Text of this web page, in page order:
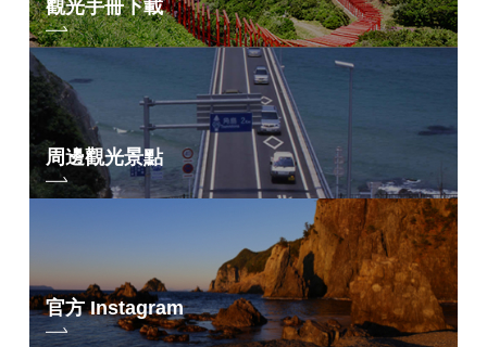
觀光手冊下載
周邊觀光景點
官方 Instagram